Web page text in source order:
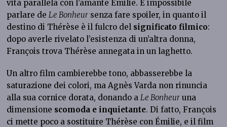
vita parallela con l’amante Émilie. È impossibile
parlare de Le Bonheur senza fare spoiler, in quanto il
destino di Thérèse è il fulcro del significato filmico:
dopo averle rivelato l’esistenza di un’altra donna,
François trova Thérèse annegata in un laghetto.
Un altro film cambierebbe tono, abbasserebbe la
saturazione dei colori, ma Agnès Varda non rinuncia
alla sua cornice dorata, donando a Le Bonheur una
dimensione scomoda e inquietante. Di fatto, François
ci mette poco a sostituire Thérèse con Émilie, e il film